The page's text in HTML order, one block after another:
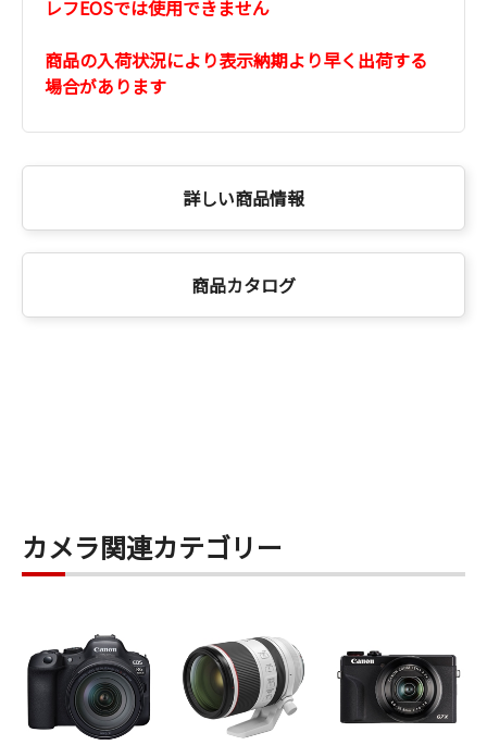
レフEOSでは使用できません
商品の入荷状況により表示納期より早く出荷する
場合があります
詳しい商品情報
商品カタログ
カメラ関連カテゴリー